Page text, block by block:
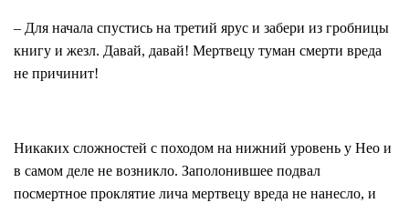
– Для начала спустись на третий ярус и забери из гробницы
книгу и жезл. Давай, давай! Мертвецу туман смерти вреда
не причинит!
Никаких сложностей с походом на нижний уровень у Нео и
в самом деле не возникло. Заполонившее подвал
посмертное проклятие лича мертвецу вреда не нанесло, и